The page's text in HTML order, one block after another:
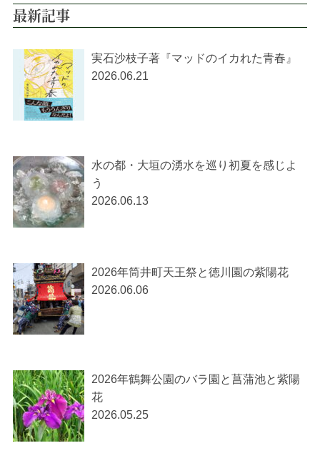
最新記事
実石沙枝子著『マッドのイカれた青春』
2026.06.21
水の都・大垣の湧水を巡り初夏を感じよ
う
2026.06.13
2026年筒井町天王祭と徳川園の紫陽花
2026.06.06
2026年鶴舞公園のバラ園と菖蒲池と紫陽
花
2026.05.25